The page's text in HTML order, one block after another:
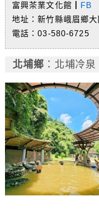
富興茶業文化館┃
FB
地址：新竹縣峨眉鄉
電話：03-580-6725
北埔鄉 ：北埔冷泉